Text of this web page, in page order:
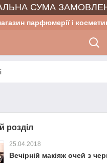
СУМА
парфюмерії і
розділ
25.04.2018
Вечірній макіяж очей з